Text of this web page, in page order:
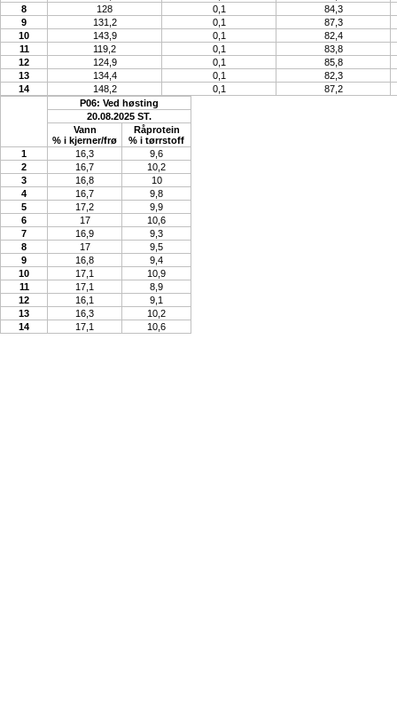
8
128 0,1
84,3
9
131,2 0,1
87,3
10
143,9 0,1
82,4
11
119,2 0,1
83,8
12
124,9 0,1
85,8
13
134,4 0,1
82,3
14
148,2 0,1
87,2
P06: Ved høsting
20.08.2025 ST.
Vann
% i kjerner/frø
Råprotein
% i tørrstoff
1
16,3
9,6
2
16,7
10,2
3
16,8
10
4
16,7
9,8
5
17,2
9,9
6
17
10,6
7
16,9
9,3
8
17
9,5
9
16,8
9,4
10
17,1
10,9
11
17,1
8,9
12
16,1
9,1
13
16,3
10,2
14
17,1 10,6